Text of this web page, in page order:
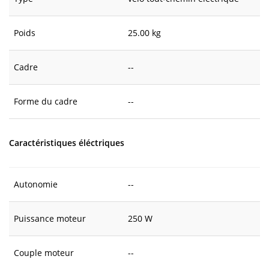
Poids 25.00 kg
Cadre --
Forme du cadre --
Caractéristiques éléctriques
Autonomie --
Puissance moteur 250 W
Couple moteur --